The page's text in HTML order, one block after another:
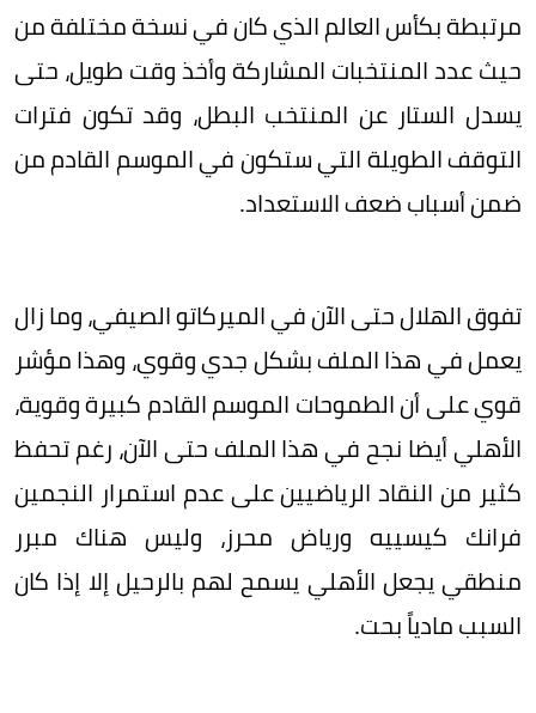
مرتبطة بكأس العالم الذي كان في نسخة مختلفة من
حيث عدد المنتخبات المشاركة وأخذ وقت طويل، حتى
يسدل الستار عن المنتخب البطل، وقد تكون فترات
التوقف الطويلة التي ستكون في الموسم القادم من
ضمن أسباب ضعف الاستعداد.
تفوق الهلال حتى الآن في الميركاتو الصيفي، وما زال
يعمل في هذا الملف بشكل جدي وقوي، وهذا مؤشر
قوي على أن الطموحات الموسم القادم كبيرة وقوية،
الأهلي أيضا نجح في هذا الملف حتى الآن، رغم تحفظ
كثير من النقاد الرياضيين على عدم استمرار النجمين
فرانك كيسييه ورياض محرز، وليس هناك مبرر
منطقي يجعل الأهلي يسمح لهم بالرحيل إلا إذا كان
السبب مادياً بحت.